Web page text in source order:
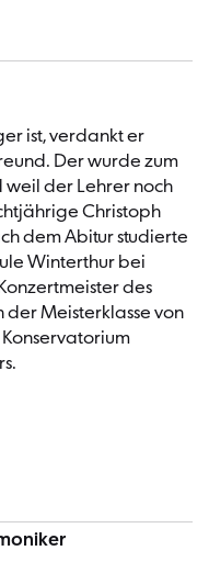
ist, verdankt er
Der wurde zum
der Lehrer noch
Christoph
dem Abitur studierte
Winterthur bei
des
der Meisterklasse von
sein Können. Ehe er
war er zweiter